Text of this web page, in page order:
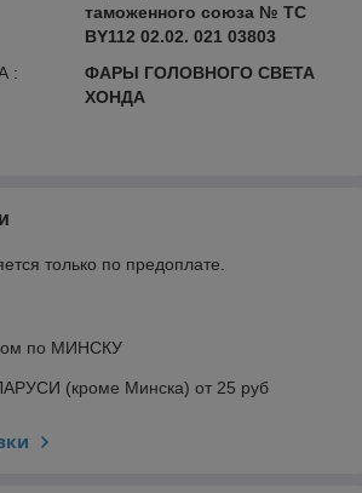
таможенного союза № ТС
BY112 02.02. 021 03803
:
ФАРЫ ГОЛОВНОГО СВЕТА
ХОНДА
только по предоплате.
по МИНСКУ
(кроме Минска) от 25 руб